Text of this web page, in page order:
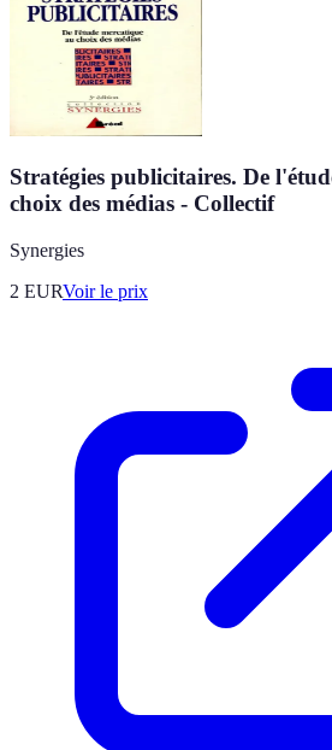
Stratégies publicitaires. De
choix des médias - Collectif
Synergies
2 EURVoir le prix